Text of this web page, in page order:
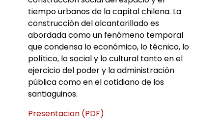
tiempo urbanos de la capital chilena. La
construcción del alcantarillado es
abordada como un fenómeno temporal
que condensa lo económico, lo técnico, lo
político, lo social y lo cultural tanto en el
ejercicio del poder y la administración
pública como en el cotidiano de los
santiaguinos.
Presentacion (PDF)